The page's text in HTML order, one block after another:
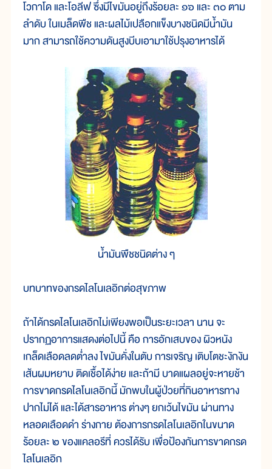
โวกาโด และโอลีฟ ซึ่งมีไขมันอยู่ถึงร้อยละ ๑๖ และ ๓๐ ตาม
ลำดับ ในเมล็ดพืช และผลไม้เปลือกแข็งบางชนิดมีน้ำมัน
มาก สามารถใช้ความดันสูงบีบเอามาใช้ปรุงอาหารได้
น้ำมันพืชชนิดต่าง ๆ
บทบาทของกรดไลโนเลอิกต่อสุขภาพ
ถ้าได้กรดไลโนเลอิกไม่เพียงพอเป็นระยะเวลา นาน จะ
ปรากฏอาการแสดงต่อไปนี้ คือ การอักเสบของ ผิวหนัง
เกล็ดเลือดลดต่ำลง ไขมันคั่งในตับ การเจริญ เติบโตชะงักงัน
เส้นผมหยาบ ติดเชื้อได้ง่าย และถ้ามี บาดแผลอยู่จะหายช้า
การขาดกรดไลโนเลอิกนี้ มักพบในผู้ป่วยที่กินอาหารทาง
ปากไม่ได้ และได้สารอาหาร ต่างๆ ยกเว้นไขมัน ผ่านทาง
หลอดเลือดดำ ร่างกาย ต้องการกรดไลโนเลอิกในขนาด
ร้อยละ ๒ ของแคลอรีที่ ควรได้รับ เพื่อป้องกันการขาดกรด
ไลโนเลอิก